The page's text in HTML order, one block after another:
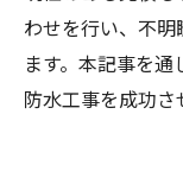
わせを行い、不
ます。本記事を
防水工事を成功さ